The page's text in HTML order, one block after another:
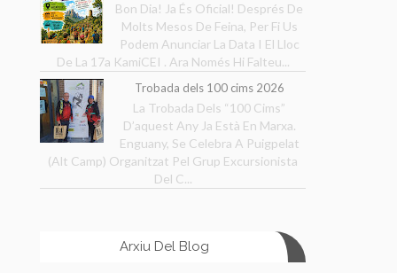
Bon Dia! Ja És Oficial! Després De
Molts Mesos De Feina, Per Fi Us
Podem Anunciar La Data I El Lloc
De La 17a KamiCEI . Ara Només Hi Falteu...
Trobada dels 100 cims 2026
La Trobada Dels “100 Cims”
D’aquest Any Ja Està En Marxa.
Enguany, Se Celebra A Puigpelat
(Alt Camp) Organitzat Pel Grup Excursionista
Del C...
Arxiu Del Blog